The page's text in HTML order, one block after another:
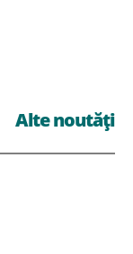
Alte noutăți